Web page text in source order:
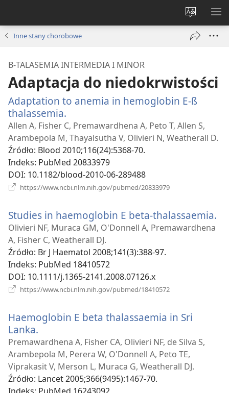
Wybór
języka
Inne stany chorobowe
Β-TALASEMIA INTERMEDIA I MINOR
Adaptacja do niedokrwistości
Adaptation to anemia in hemoglobin E-ß
thalassemia.
new
window)
Allen A, Fisher C, Premawardhena A, Peto T, Allen S,
Arambepola M, Thayalsutha V, Olivieri N, Weatherall D.
Źródło‎: Blood 2010;116(24):5368-70.
Indeks‎: PubMed 20833979
DOI‎: 10.1182/blood-2010-06-289488
https://www.ncbi.nlm.nih.gov/pubmed/20833979
Studies in haemoglobin E beta-thalassaemia.
Olivieri NF, Muraca GM, O'Donnell A, Premawardhena
A, Fisher C, Weatherall DJ.
Źródło‎: Br J Haematol 2008;141(3):388-97.
Indeks‎: PubMed 18410572
DOI‎: 10.1111/j.1365-2141.2008.07126.x
https://www.ncbi.nlm.nih.gov/pubmed/18410572
Haemoglobin E beta thalassaemia in Sri
Lanka.
new
window)
Premawardhena A, Fisher CA, Olivieri NF, de Silva S,
Arambepola M, Perera W, O'Donnell A, Peto TE,
Viprakasit V, Merson L, Muraca G, Weatherall DJ.
Źródło‎: Lancet 2005;366(9495):1467-70.